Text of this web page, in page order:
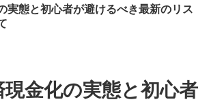
決
の
実態と初心者が避けるべき最新のリス
金化の実態と初心者